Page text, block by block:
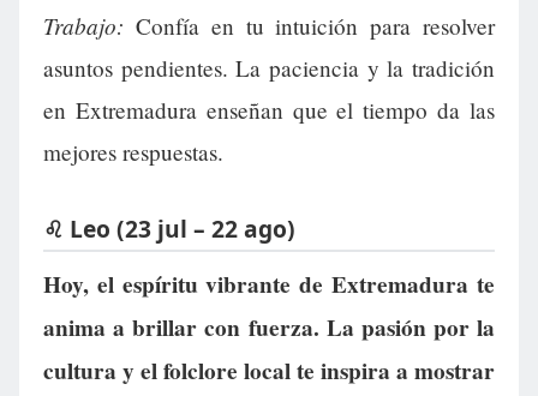
Trabajo: Confía en tu intuición para resolver
asuntos pendientes. La paciencia y la tradición
en Extremadura enseñan que el tiempo da las
mejores respuestas.
♌ Leo (23 jul – 22 ago)
Hoy, el espíritu vibrante de Extremadura te
anima a brillar con fuerza. La pasión por la
cultura y el folclore local te inspira a mostrar